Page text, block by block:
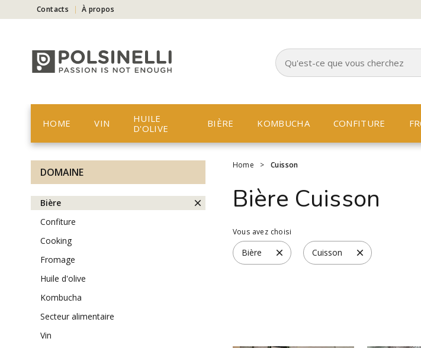
Contacts À propos
HOME VIN
HUILE
D'OLIVE
BIÈRE KOMBUCHA CONFITURE
Home > Cuisson
Bière Cuisson
Vous avez choisi
Bière Cuisson
DOMAINE
bière
confiture
cooking
fromage
huile d'olive
kombucha
secteur alimentaire
vin